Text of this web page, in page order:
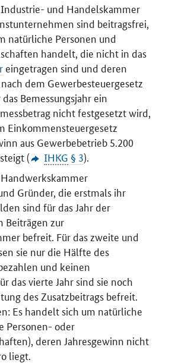
und Handelskammer
sind beitragsfrei,
natürliche Personen und
handelt, die nicht in das
eingetragen sind und deren
dem Gewerbesteuergesetz
Bemessungsjahr ein
nicht festgesetzt wird,
Einkommensteuergesetz
aus Gewerbebetrieb 5.200
(
IHKG § 3).
Gründer, die erstmals ihr
sind für das Jahr der
Beiträgen zur
befreit. Für das zweite und
sie nur die Hälfte des
und keinen
das vierte Jahr sind sie noch
des Zusatzbeitrags befreit.
Es handelt sich um natürliche
Personen- oder
deren Jahresgewinn nicht
liegt.